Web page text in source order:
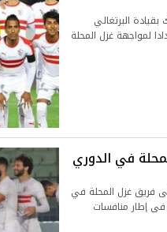
بقيادة البرتغالي
لمواجهة غزل المحلة
فريق غزل المحلة في
فى إطار منافسات